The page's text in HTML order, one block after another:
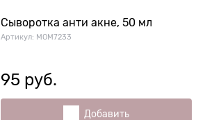
Сыворотка анти акне, 50 мл
Артикул: MOM7233
95 руб.
Добавить